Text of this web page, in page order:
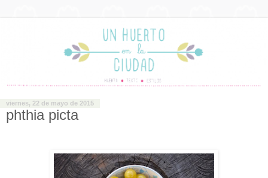
viernes, 22 de mayo de 2015
phthia picta